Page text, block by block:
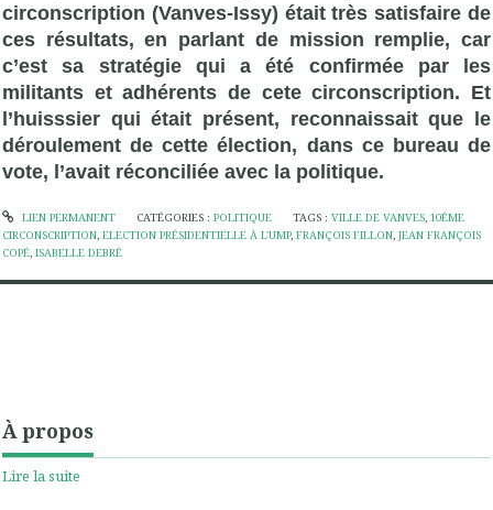
circonscription (Vanves-Issy) était très satisfaire de
ces résultats, en parlant de mission remplie, car
c’est sa stratégie qui a été confirmée par les
militants et adhérents de cete circonscription. Et
l’huisssier qui était présent, reconnaissait que le
déroulement de cette élection, dans ce bureau de
vote, l’avait réconciliée avec la politique.
LIEN PERMANENT CATÉGORIES : POLITIQUE TAGS :VILLE DE VANVES,10ÉME
CIRCONSCRIPTION, ELECTION PRÉSIDENTIELLE À L'UMP, FRANÇOIS FILLON, JEAN FRANÇOIS
COPÉ, ISABELLE DEBRÉ
À propos
Lire la suite